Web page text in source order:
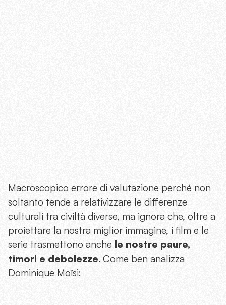
Macroscopico errore di valutazione perché non
soltanto tende a relativizzare le differenze
culturali tra civiltà diverse, ma ignora che, oltre a
proiettare la nostra miglior immagine, i film e le
serie trasmettono anche le nostre paure,
timori e debolezze. Come ben analizza
Dominique Moïsi: